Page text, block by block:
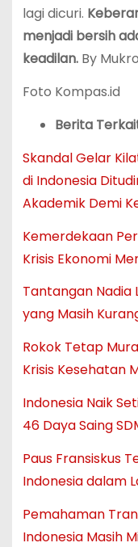
lagi dicuri.
menjadi bersih
keadilan.By
Foto Kompas.id
Berita
Skandal Gelar
di Indonesia
Akademik Demi
Kemerdekaan
Krisis Ekonomi
Tantangan
yang Masih
Rokok Tetap
Krisis Kesehatan
Indonesia Naik
46 Daya Saing
Paus Fransiskus
Indonesia dalam
Pemahaman
Indonesia Masih